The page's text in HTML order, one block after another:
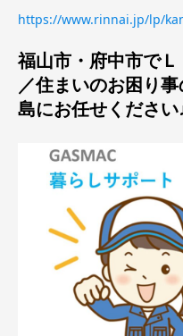
https://www.rinnai.jp/lp/
福山市・府中市でＬ
／住まいのお困り
島にお任せください♪